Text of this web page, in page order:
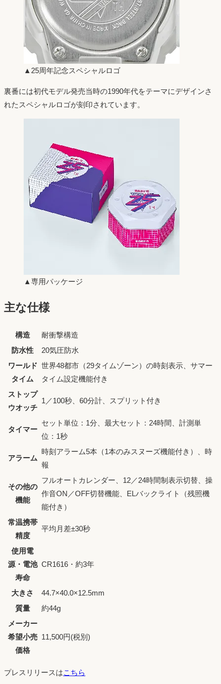
▲25周年記念スペシャルロゴ
裏番には初代モデル発売当時の1990年代をテーマにデザインさ
れたスペシャルロゴが刻印されています。
▲専用パッケージ
主な仕様
構造
耐衝撃構造
防水性
20気圧防水
ワールド
タイム
世界48都市（29タイムゾーン）の時刻表示、サマー
タイム設定機能付き
ストップ
ウオッチ
1／100秒、60分計、スプリット付き
タイマー
セット単位：1分、最大セット：24時間、計測単
位：1秒
アラーム
時刻アラーム5本（1本のみスヌーズ機能付き）、時
報
その他の
機能
フルオートカレンダー、12／24時間制表示切替、操
作音ON／OFF切替機能、ELバックライト（残照機
能付き）
常温携帯
精度
平均月差±30秒
使用電
源・電池
寿命
CR1616・約3年
大きさ
44.7×40.0×12.5mm
質量
約44g
メーカー
希望小売
価格
11,500円(税別)
プレスリリースはこちら